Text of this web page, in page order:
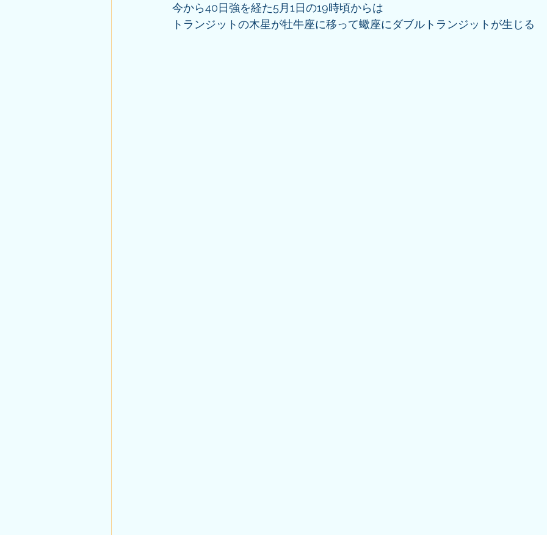
今から40日強を経た5月1日の19時頃からは
トランジットの木星が牡牛座に移って蠍座にダブルトランジットが生じる